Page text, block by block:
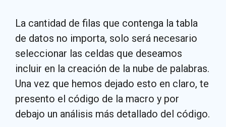
La cantidad de filas que contenga la tabla
de datos no importa, solo será necesario
seleccionar las celdas que deseamos
incluir en la creación de la nube de palabras.
Una vez que hemos dejado esto en claro, te
presento el código de la macro y por
debajo un análisis más detallado del código.